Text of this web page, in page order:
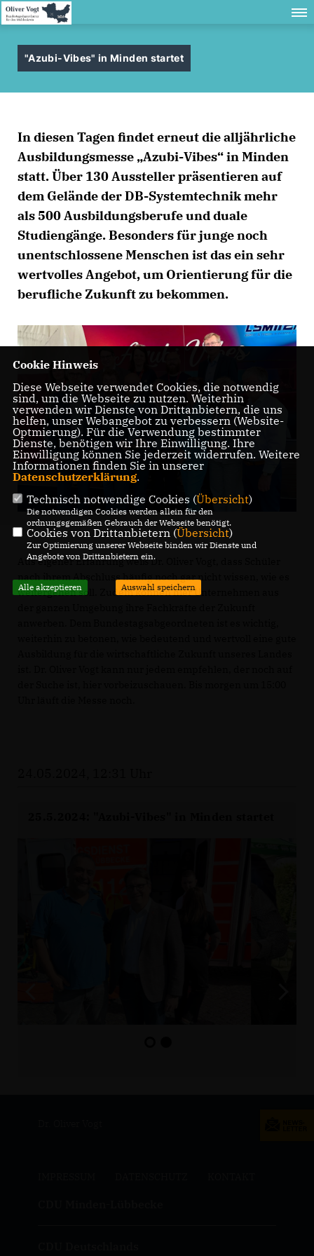
"Azubi-Vibes" in Minden startet
In diesen Tagen findet erneut die alljährliche
Ausbildungsmesse „Azubi-Vibes“ in Minden
statt. Über 130 Aussteller präsentieren auf
dem Gelände der DB-Systemtechnik mehr
als 500 Ausbildungsberufe und duale
Studiengänge. Besonders für junge noch
unentschlossene Menschen ist das ein sehr
wertvolles Angebot, um Orientierung für die
berufliche Zukunft zu bekommen.
Aus eigener Erfahrung weiß Dr. Oliver Vogt, dass Schüler
nach ihrem Abschluss häufig noch gar nicht wissen, wie es
weitergehen soll. Zudem können hier Unternehmen aus
Cookie Hinweis
Diese Webseite verwendet Cookies, die notwendig
sind, um die Webseite zu nutzen. Weiterhin
verwenden wir Dienste von Drittanbietern, die uns
helfen, unser Webangebot zu verbessern (Website-
Optmierung). Für die Verwendung bestimmter
Dienste, benötigen wir Ihre Einwilligung. Ihre
Einwilligung können Sie jederzeit widerrufen. Weitere
Informationen finden Sie in unserer
Datenschutzerklärung.
Technisch notwendige Cookies (Übersicht)
Die notwendigen Cookies werden allein für den
ordnungsgemäßen Gebrauch der Webseite benötigt.
Cookies von Drittanbietern (Übersicht)
Zur Optimierung unserer Webseite binden wir Dienste und
Angebote von Drittanbietern ein.
Alle akzeptieren Auswahl speichern